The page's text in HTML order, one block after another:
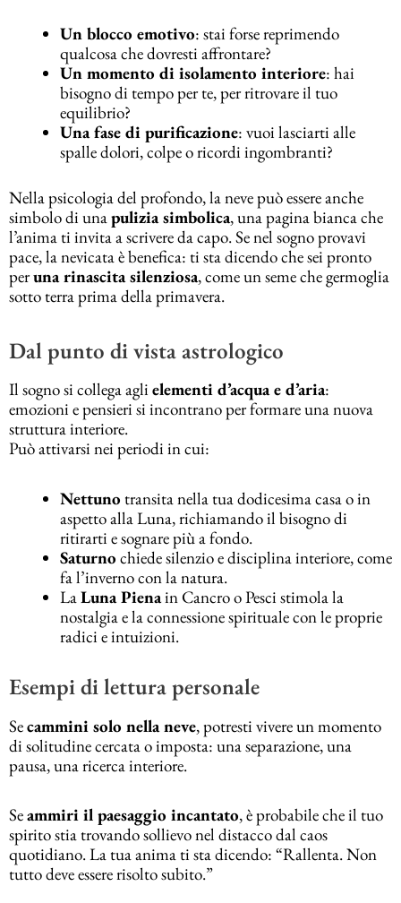
Un blocco emotivo: stai forse reprimendo
qualcosa che dovresti affrontare?
Un momento di isolamento interiore: hai
bisogno di tempo per te, per ritrovare il tuo
equilibrio?
Una fase di purificazione: vuoi lasciarti alle
spalle dolori, colpe o ricordi ingombranti?
Nella psicologia del profondo, la neve può essere anche
simbolo di unapulizia simbolica, una pagina bianca che
l’anima ti invita a scrivere da capo. Se nel sogno provavi
pace, la nevicata è benefica: ti sta dicendo che sei pronto
peruna rinascita silenziosa, come un seme che germoglia
sotto terra prima della primavera.
Dal punto di vista astrologico
Il sogno si collega agli elementi d’acqua e d’aria:
emozioni e pensieri si incontrano per formare una nuova
struttura interiore.
Può attivarsi nei periodi in cui:
Nettuno transita nella tua dodicesima casa o in
aspetto alla Luna, richiamando il bisogno di
ritirarti e sognare più a fondo.
Saturno chiede silenzio e disciplina interiore, come
fa l’inverno con la natura.
LaLuna Pienain Cancro o Pesci stimola la
nostalgia e la connessione spirituale con le proprie
radici e intuizioni.
Esempi di lettura personale
Secammini solo nella neve, potresti vivere un momento
di solitudine cercata o imposta: una separazione, una
pausa, una ricerca interiore.
Seammiri il paesaggio incantato, è probabile che il tuo
spirito stia trovando sollievo nel distacco dal caos
quotidiano. La tua anima ti sta dicendo: “Rallenta. Non
tutto deve essere risolto subito.”